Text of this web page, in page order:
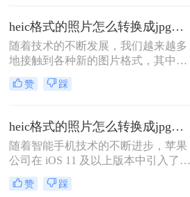
的方法，帮助你轻松实现HEIC转JPG
的目标。
秀，而且支持透明度、动画和深色模
式等功能。相比于JPEG，HEIC格式
图片在存储相同图片质量的情况下，
可以节省大量的存储空间。怎么把
heic格式转换成jpg？虽然HEI
heic格式的照片怎么转换成jpg？这四种方法快速转换格式！
随着技术的不断发展，我们越来越多
地接触到各种新的图片格式，其中
HEIC格式就是近年来逐渐流行起来的
一种。然而，由于这种格式的特殊
接支持。因此，本文将详细介绍heic
格式的照片怎么转换成jpg，以满足不
同场景下的需求。
赞 踩
heic格式的照片怎么转换成jpg？教你4种好用转换方法！
随着智能手机技术的不断进步，苹果
公司在 iOS 11 及以上版本中引入了一
种新的图像格式——高效图像编码
（High Efficiency Image Format, 简称
赞 踩